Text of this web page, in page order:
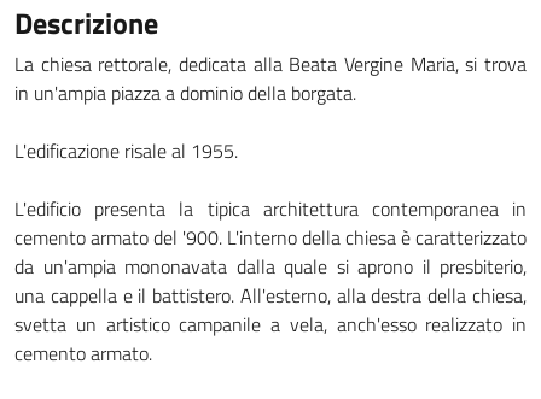
Descrizione
La chiesa rettorale, dedicata alla Beata Vergine Maria, si trova
in un'ampia piazza a dominio della borgata.
L'edificazione risale al 1955.
L'edificio presenta la tipica architettura contemporanea in
cemento armato del '900. L'interno della chiesa è caratterizzato
da un'ampia mononavata dalla quale si aprono il presbiterio,
una cappella e il battistero. All'esterno, alla destra della chiesa,
svetta un artistico campanile a vela, anch'esso realizzato in
cemento armato.